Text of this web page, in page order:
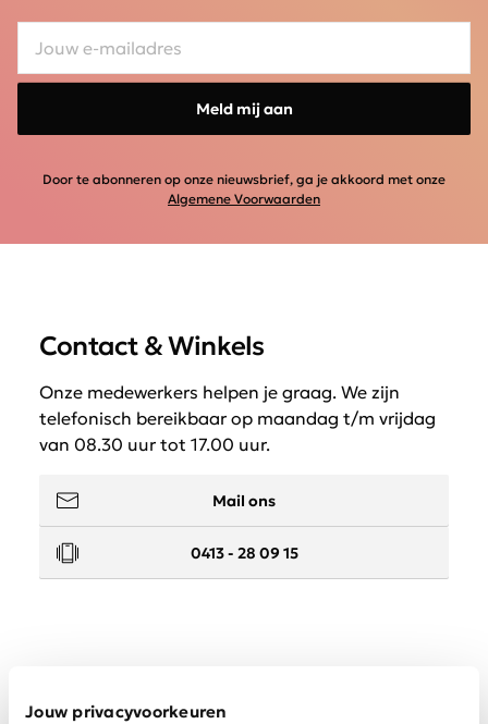
Jouw privacyvoorkeuren
Meld mij aan
Door te abonneren op onze nieuwsbrief, ga je akkoord met onze
Algemene Voorwaarden
Contact & Winkels
Onze medewerkers helpen je graag. We zijn
telefonisch bereikbaar op maandag t/m vrijdag
van 08.30 uur tot 17.00 uur.
Mail ons
0413 - 28 09 15